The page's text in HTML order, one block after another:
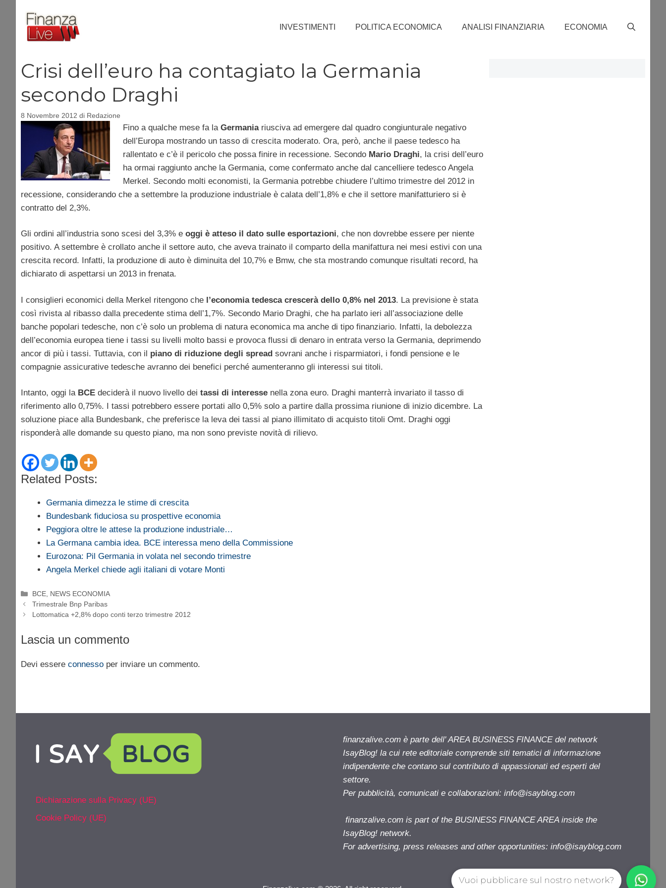
contenuto
INVESTIMENTI POLITICA ECONOMICA ANALISI FINANZIARIA ECONOMIA
Crisi dell’euro ha contagiato la Germania
secondo Draghi
8 Novembre 2012 di Redazione
Fino a qualche mese fa la Germaniariusciva ad emergere dal quadro congiunturale negativo
dell’Europa mostrando un tasso di crescita moderato. Ora, però, anche il paese tedesco ha
rallentato e c’è il pericolo che possa finire in recessione. Secondo Mario Draghi, la crisi dell’euro
ha ormai raggiunto anche la Germania, come confermato anche dal cancelliere tedesco Angela
Merkel. Secondo molti economisti, la Germania potrebbe chiudere l’ultimo trimestre del 2012 in
recessione, considerando che a settembre la produzione industriale è calata dell’1,8% e che il settore manifatturiero si è
contratto del 2,3%.
Gli ordini all’industria sono scesi del 3,3% e oggi è atteso il dato sulle esportazioni, che non dovrebbe essere per niente
positivo. A settembre è crollato anche il settore auto, che aveva trainato il comparto della manifattura nei mesi estivi con una
crescita record. Infatti, la produzione di auto è diminuita del 10,7% e Bmw, che sta mostrando comunque risultati record, ha
dichiarato di aspettarsi un 2013 in frenata.
I consiglieri economici della Merkel ritengono che l’economia tedesca crescerà dello 0,8% nel 2013. La previsione è stata
così rivista al ribasso dalla precedente stima dell’1,7%. Secondo Mario Draghi, che ha parlato ieri all’associazione delle
banche popolari tedesche, non c’è solo un problema di natura economica ma anche di tipo finanziario. Infatti, la debolezza
dell’economia europea tiene i tassi su livelli molto bassi e provoca flussi di denaro in entrata verso la Germania, deprimendo
ancor di più i tassi. Tuttavia, con il piano di riduzione degli spread sovrani anche i risparmiatori, i fondi pensione e le
compagnie assicurative tedesche avranno dei benefici perché aumenteranno gli interessi sui titoli.
Intanto, oggi la BCE deciderà il nuovo livello dei tassi di interesse nella zona euro. Draghi manterrà invariato il tasso di
riferimento allo 0,75%. I tassi potrebbero essere portati allo 0,5% solo a partire dalla prossima riunione di inizio dicembre. La
soluzione piace alla Bundesbank, che preferisce la leva dei tassi al piano illimitato di acquisto titoli Omt. Draghi oggi
risponderà alle domande su questo piano, ma non sono previste novità di rilievo.
Related Posts:
Germania dimezza le stime di crescita
Bundesbank fiduciosa su prospettive economia
Peggiora oltre le attese la produzione industriale…
La Germana cambia idea. BCE interessa meno della Commissione
Eurozona: Pil Germania in volata nel secondo trimestre
Angela Merkel chiede agli italiani di votare Monti
Categorie
BCE NEWS ECONOMIA
Trimestrale Bnp Paribas
Lottomatica +2,8% dopo conti terzo trimestre 2012
Lascia un commento
Devi essere connesso per inviare un commento.
Dichiarazione sulla Privacy (UE)
Cookie Policy (UE)
finanzalive.com è parte dell' AREA BUSINESS FINANCE del network
IsayBlog! la cui rete editoriale comprende siti tematici di informazione
indipendente che contano sul contributo di appassionati ed esperti del
settore.
Per pubblicità, comunicati e collaborazioni: info@isayblog.com
finanzalive.com is part of the BUSINESS FINANCE AREA inside the
IsayBlog! network.
For advertising, press releases and other opportunities: info@isayblog.com
Vuoi pubblicare sul nostro network?